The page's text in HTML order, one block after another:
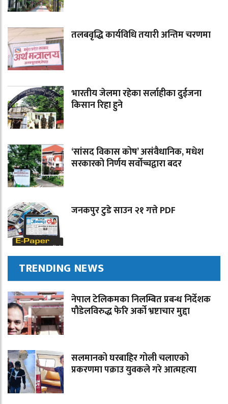
तलबवृद्धि कार्यविधि तयारी अन्तिम चरणमा
भारतीय जेलमा रहेका सर्लाहीका दुईजना
किसान रिहा हुने
‘सांसद विकास कोष’ असंवैधानिक, मधेश
सरकारको निर्णय सर्वोच्चद्वारा बदर
जनकपुर टुडे साउन २१ गत्ते PDF
TRENDING NEWS
नेपाल टेलिकमका निलम्बित प्रबन्ध निर्देशक
पौडेलविरुद्ध फेरि अर्को भ्रष्टाचार मुद्दा
सलमानको घरबाहिर गोली चलाएको
प्रकरणमा पक्राउ युवकले गरे आत्महत्या